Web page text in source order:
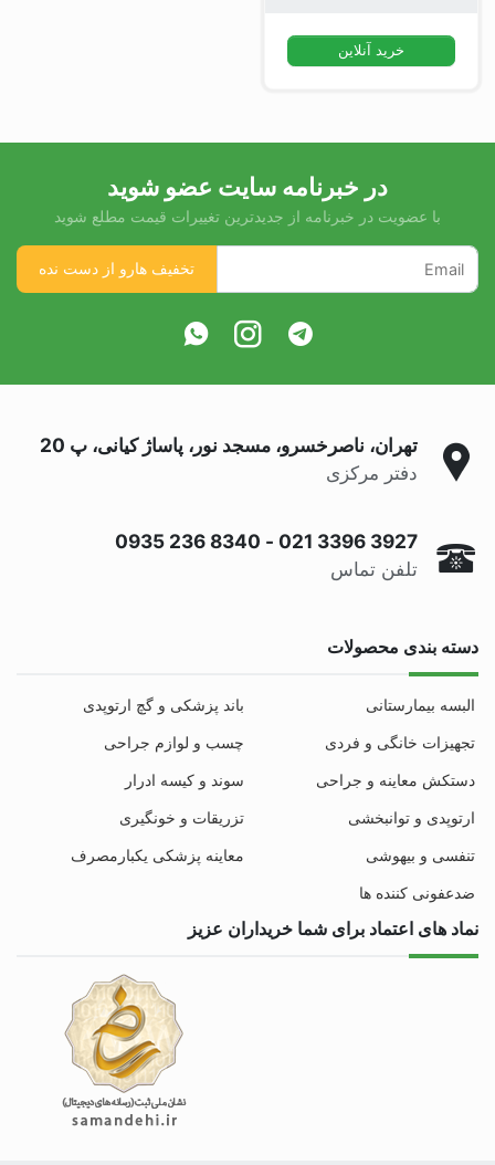
خرید آنلاین
در خبرنامه سایت عضو شوید
با عضویت در خبرنامه از جدیدترین تغییرات قیمت مطلع شوید
تهران، ناصرخسرو، مسجد نور، پاساژ کیانی، پ 20
دفتر مرکزی
021 3396 3927
-
0935 236 8340
تلفن تماس
دسته بندی محصولات
البسه بیمارستانی
باند پزشکی و گچ ارتوپدی
تجهیزات خانگی و فردی
چسب و لوازم جراحی
دستکش معاینه و جراحی
سوند و کیسه ادرار
ارتوپدی و توانبخشی
تزریقات و خونگیری
تنفسی و بیهوشی
معاینه پزشکی یکبارمصرف
ضدعفونی کننده ها
نماد های اعتماد برای شما خریداران عزیز